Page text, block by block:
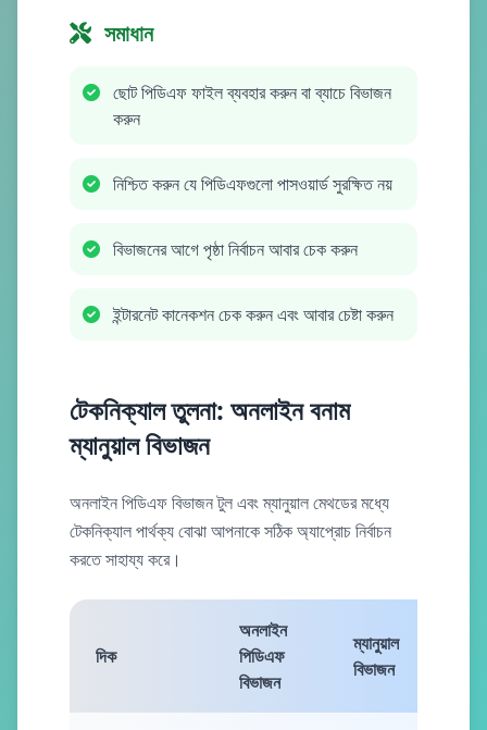
সমাধান
ছোট পিডিএফ ফাইল ব্যবহার করুন বা ব্যাচে বিভাজন
করুন
নিশ্চিত করুন যে পিডিএফগুলো পাসওয়ার্ড সুরক্ষিত নয়
বিভাজনের আগে পৃষ্ঠা নির্বাচন আবার চেক করুন
ইন্টারনেট কানেকশন চেক করুন এবং আবার চেষ্টা করুন
টেকনিক্যাল তুলনা: অনলাইন বনাম
ম্যানুয়াল বিভাজন
অনলাইন পিডিএফ বিভাজন টুল এবং ম্যানুয়াল মেথডের মধ্যে
টেকনিক্যাল পার্থক্য বোঝা আপনাকে সঠিক অ্যাপ্রোচ নির্বাচন
করতে সাহায্য করে।
দিক
অনলাইন
পিডিএফ
বিভাজন
ম্যানুয়াল
বিভাজন